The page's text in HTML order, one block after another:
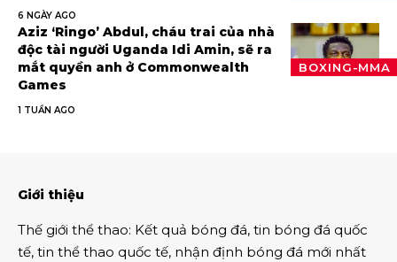
6 NGÀY AGO
BOXING-MMA
Aziz ‘Ringo’ Abdul, cháu trai của nhà
độc tài người Uganda Idi Amin, sẽ ra
mắt quyền anh ở Commonwealth
Games
1 TUẦN AGO
Giới thiệu
Thế giới thể thao: Kết quả bóng đá, tin bóng đá quốc
tế, tin thể thao quốc tế, nhận định bóng đá mới nhất